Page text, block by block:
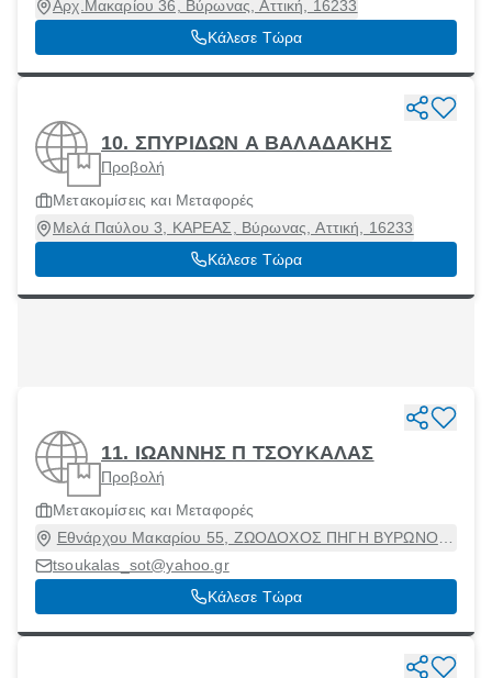
Αρχ.Μακαρίου 36, Βύρωνας, Αττική, 16233
Κάλεσε Τώρα
10. ΣΠΥΡΙΔΩΝ Α ΒΑΛΑΔΑΚΗΣ
Προβολή
Μετακομίσεις και Μεταφορές
Μελά Παύλου 3, ΚΑΡΕΑΣ, Βύρωνας, Αττική, 16233
Κάλεσε Τώρα
11. ΙΩΑΝΝΗΣ Π ΤΣΟΥΚΑΛΑΣ
Προβολή
Μετακομίσεις και Μεταφορές
Εθνάρχου Μακαρίου 55, ΖΩΟΔΟΧΟΣ ΠΗΓΗ ΒΥΡΩΝΟΣ,
Βύρωνας, Αττική, 16233
tsoukalas_sot@yahoo.gr
Κάλεσε Τώρα